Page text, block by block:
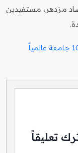
مزدهر، مستفيدين
تعليقاً